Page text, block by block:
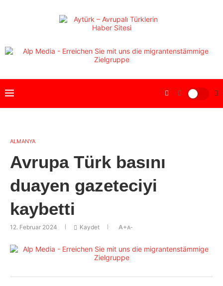
ALMANYA
Avrupa Türk basını
duayen gazeteciyi
kaybetti
12. Februar 2024 Kaydet A+A-